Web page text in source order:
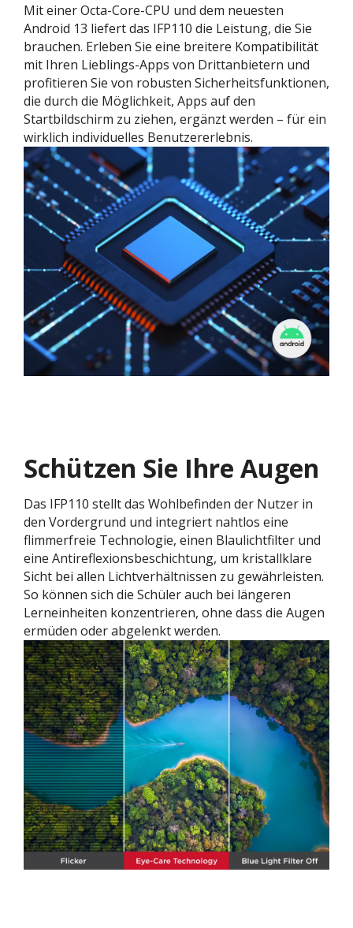
Mit einer Octa-Core-CPU und dem neuesten
Android 13 liefert das IFP110 die Leistung, die Sie
brauchen. Erleben Sie eine breitere Kompatibilität
mit Ihren Lieblings-Apps von Drittanbietern und
profitieren Sie von robusten Sicherheitsfunktionen,
die durch die Möglichkeit, Apps auf den
Startbildschirm zu ziehen, ergänzt werden – für ein
wirklich individuelles Benutzererlebnis.
Schützen Sie Ihre Augen
Das IFP110 stellt das Wohlbefinden der Nutzer in
den Vordergrund und integriert nahtlos eine
flimmerfreie Technologie, einen Blaulichtfilter und
eine Antireflexionsbeschichtung, um kristallklare
Sicht bei allen Lichtverhältnissen zu gewährleisten.
So können sich die Schüler auch bei längeren
Lerneinheiten konzentrieren, ohne dass die Augen
ermüden oder abgelenkt werden.